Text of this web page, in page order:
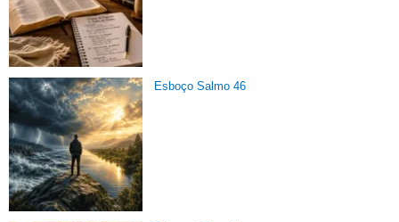
Esboço Salmo 46